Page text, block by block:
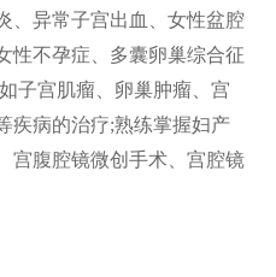
、异常子宫出血、女性盆腔
性不孕症、多囊卵巢综合征
子宫肌瘤、卵巢肿瘤、宫
疾病的治疗;熟练掌握妇产
宫腹腔镜微创手术、宫腔镜